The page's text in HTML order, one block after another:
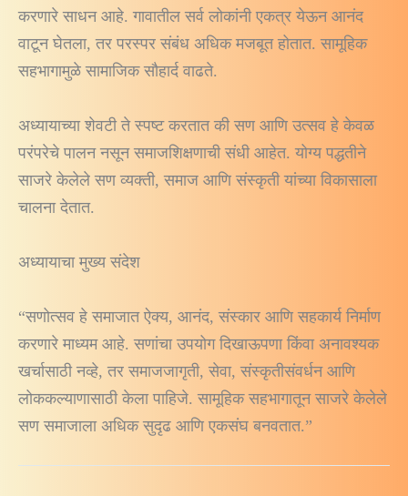
करणारे साधन आहे. गावातील सर्व लोकांनी एकत्र येऊन आनंद
वाटून घेतला, तर परस्पर संबंध अधिक मजबूत होतात. सामूहिक
सहभागामुळे सामाजिक सौहार्द वाढते.
अध्यायाच्या शेवटी ते स्पष्ट करतात की सण आणि उत्सव हे केवळ
परंपरेचे पालन नसून समाजशिक्षणाची संधी आहेत. योग्य पद्धतीने
साजरे केलेले सण व्यक्ती, समाज आणि संस्कृती यांच्या विकासाला
चालना देतात.
अध्यायाचा मुख्य संदेश
“सणोत्सव हे समाजात ऐक्य, आनंद, संस्कार आणि सहकार्य निर्माण
करणारे माध्यम आहे. सणांचा उपयोग दिखाऊपणा किंवा अनावश्यक
खर्चासाठी नव्हे, तर समाजजागृती, सेवा, संस्कृतीसंवर्धन आणि
लोककल्याणासाठी केला पाहिजे. सामूहिक सहभागातून साजरे केलेले
सण समाजाला अधिक सुदृढ आणि एकसंघ बनवतात.”